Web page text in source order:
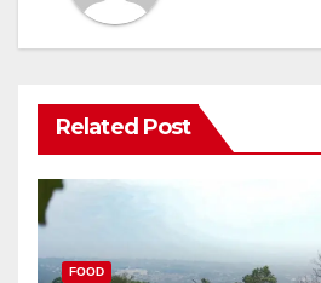
Related Post
FOOD